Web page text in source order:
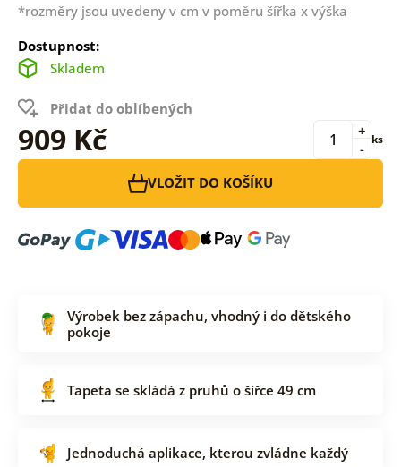
*rozměry jsou uvedeny v cm v poměru šířka x výška
Dostupnost:
Skladem
Přidat do oblíbených
909 Kč -
+ ks
VLOŽIT DO KOŠÍKU
Výrobek bez zápachu, vhodný i do dětského
pokoje
Tapeta se skládá z pruhů o šířce 49 cm
Jednoduchá aplikace, kterou zvládne každý